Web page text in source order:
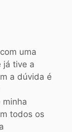
uma
já tive a
a dúvida é
minha
todos os